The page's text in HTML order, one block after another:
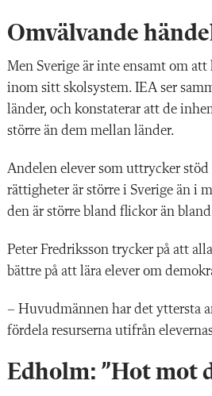
Omvälvande
Men Sverige är inte ensamt om
inom sitt skolsystem. IEA ser
länder, och konstaterar att de
större än dem mellan länder.
Andelen elever som uttrycker
rättigheter är större i Sverige än i
den är större bland flickor än bland
Peter Fredriksson trycker på att
bättre på att lära elever om
– Huvudmännen har det yttersta
fördela resurserna utifrån
Edholm: ”Hot mot